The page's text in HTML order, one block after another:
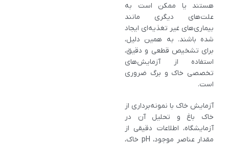
هستند یا ممکن است به
علت‌های دیگری مانند
بیماری‌های غیر تغذیه‌ای ایجاد
شده باشند. به همین دلیل،
برای تشخیص قطعی و دقیق،
استفاده از آزمایش‌های
تخصصی خاک و برگ ضروری
است.
آزمایش خاک با نمونه‌برداری از
خاک باغ و تحلیل آن در
آزمایشگاه، اطلاعات دقیقی از
مقدار عناصر موجود، pH خاک،